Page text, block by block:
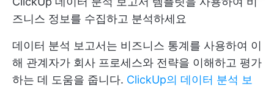
즈니스 정보를 수집하고 분석하세요
데이터 분석 보고서는 비즈니스 통계를 사용하여 이
해 관계자가 회사 프로세스와 전략을 이해하고 평가
하는 데 도움을 줍니다. ClickUp의 데이터 분석 보